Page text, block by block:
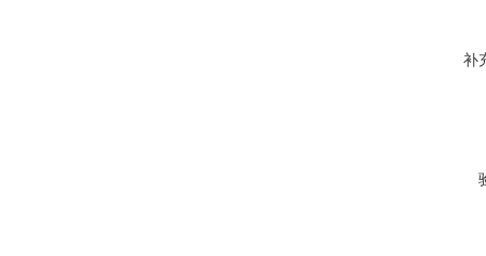
补